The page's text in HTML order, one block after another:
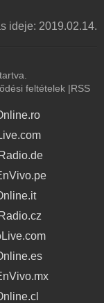
ideje: 2019.02.14.
feltételek |RSS